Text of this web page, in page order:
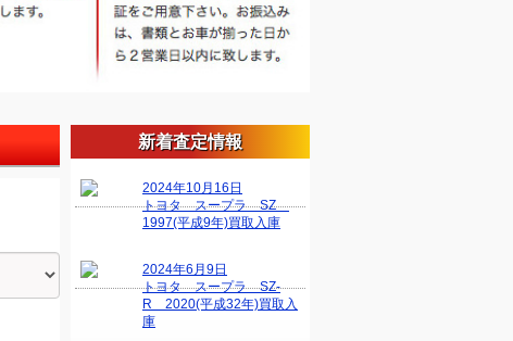
新着査定情報
2024年10月16日
トヨタ スープラ SZ
1997(平成9年)買取入庫
2024年6月9日
トヨタ スープラ SZ-
R 2020(平成32年)買取入
庫